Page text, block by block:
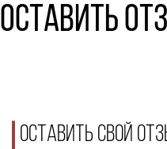
Оставить
Оставить свой